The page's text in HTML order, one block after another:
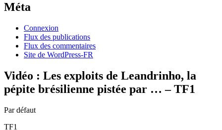
Méta
Connexion
Flux des publications
Flux des commentaires
Site de WordPress-FR
Vidéo : Les exploits de Leandrinho, la
pépite brésilienne pistée par … – TF1
Par défaut
TF1